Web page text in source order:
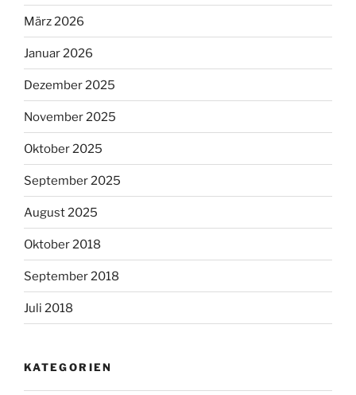
März 2026
Januar 2026
Dezember 2025
November 2025
Oktober 2025
September 2025
August 2025
Oktober 2018
September 2018
Juli 2018
KATEGORIEN